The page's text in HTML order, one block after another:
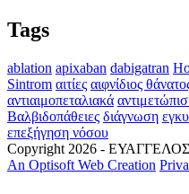
Tags
ablation apixaban dabigatran
Sintrom αιτίες αιφνίδιος
αντιαιμοπεταλιακά
Βαλβιδοπάθειες διάγνωση
επεξήγηση νόσου
Copyright 2026 -
An Optisoft Web Creation